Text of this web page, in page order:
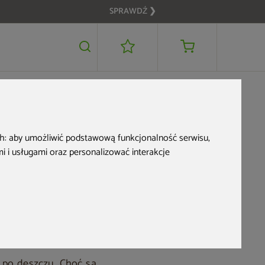
aby umożliwić podstawową funkcjonalność serwisu,
i usługami oraz personalizować interakcje
SPRAWDŹ ❯